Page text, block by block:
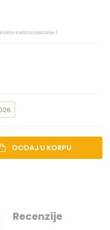
kartično plaćanje )
DODAJ U KORPU
Recenzije